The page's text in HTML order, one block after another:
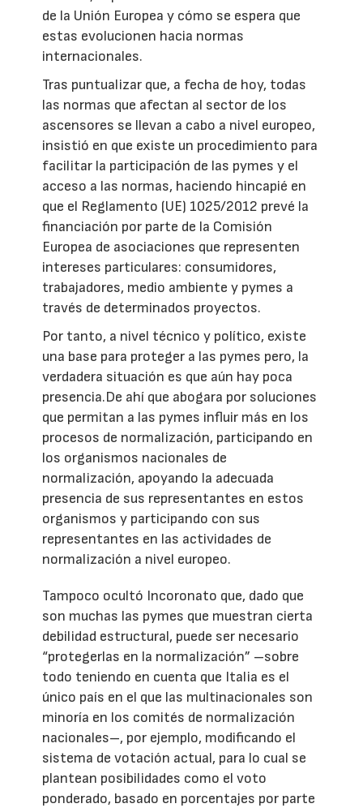
de la Unión Europea y cómo se espera que
estas evolucionen hacia normas
internacionales.
Tras puntualizar que, a fecha de hoy, todas
las normas que afectan al sector de los
ascensores se llevan a cabo a nivel europeo,
insistió en que existe un procedimiento para
facilitar la participación de las pymes y el
acceso a las normas, haciendo hincapié en
que el Reglamento (UE) 1025/2012 prevé la
financiación por parte de la Comisión
Europea de asociaciones que representen
intereses particulares: consumidores,
trabajadores, medio ambiente y pymes a
través de determinados proyectos.
Por tanto, a nivel técnico y político, existe
una base para proteger a las pymes pero, la
verdadera situación es que aún hay poca
presencia.De ahí que abogara por soluciones
que permitan a las pymes influir más en los
procesos de normalización, participando en
los organismos nacionales de
normalización, apoyando la adecuada
presencia de sus representantes en estos
organismos y participando con sus
representantes en las actividades de
normalización a nivel europeo.
Tampoco ocultó Incoronato que, dado que
son muchas las pymes que muestran cierta
debilidad estructural, puede ser necesario
“protegerlas en la normalización” –sobre
todo teniendo en cuenta que Italia es el
único país en el que las multinacionales son
minoría en los comités de normalización
nacionales–, por ejemplo, modificando el
sistema de votación actual, para lo cual se
plantean posibilidades como el voto
ponderado, basado en porcentajes por parte